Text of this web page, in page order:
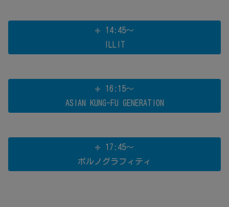
14:45～
ILLIT
16:15～
ASIAN KUNG-FU GENERATION
17:45～
ポルノグラフィティ